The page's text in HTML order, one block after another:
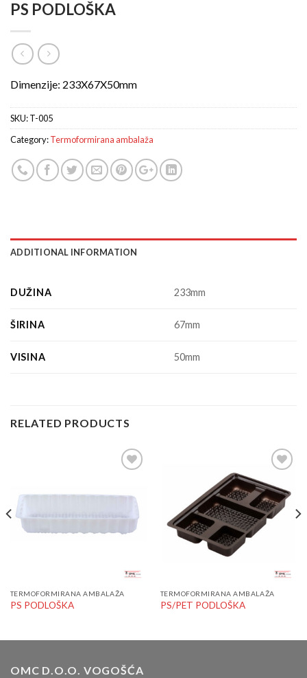
PS PODLOŠKA
Dimenzije: 233X67X50mm
SKU:T-005
Category:Termoformirana ambalaža
ADDITIONAL INFORMATION
DUŽINA 233mm
ŠIRINA 67mm
VISINA 50mm
RELATED PRODUCTS
TERMOFORMIRANA AMBALAŽA
PS PODLOŠKA
Wishlist
TERMOFORMIRANA AMBALAŽA
PS/PET PODLOŠKA
OMC D.O.O. VOGOŠĆA